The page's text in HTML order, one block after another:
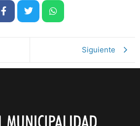
Siguiente